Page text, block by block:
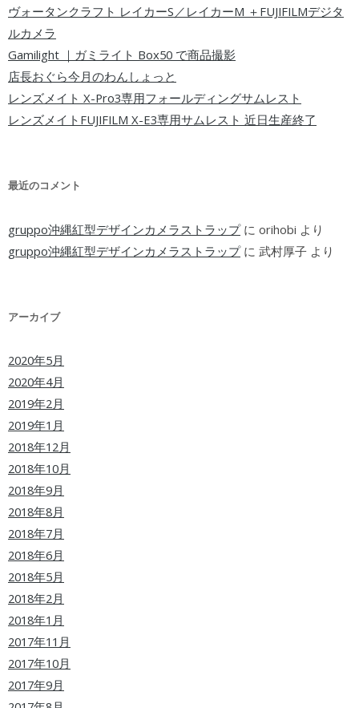
ヴォータンクラフト レイカーS／レイカーM ＋FUJIFILMデジタ
ルカメラ
Gamilight ｜ガミライト Box50 で商品撮影
店長おぐら今月のわんしょっと
レンズメイト X-Pro3専用フォールディングサムレスト
レンズメイトFUJIFILM X-E3専用サムレスト 近日生産終了
最近のコメント
gruppo沖縄紅型デザインカメラストラップに orihobi より
gruppo沖縄紅型デザインカメラストラップに 武村厚子 より
アーカイブ
2020年5月
2020年4月
2019年2月
2019年1月
2018年12月
2018年10月
2018年9月
2018年8月
2018年7月
2018年6月
2018年5月
2018年2月
2018年1月
2017年11月
2017年10月
2017年9月